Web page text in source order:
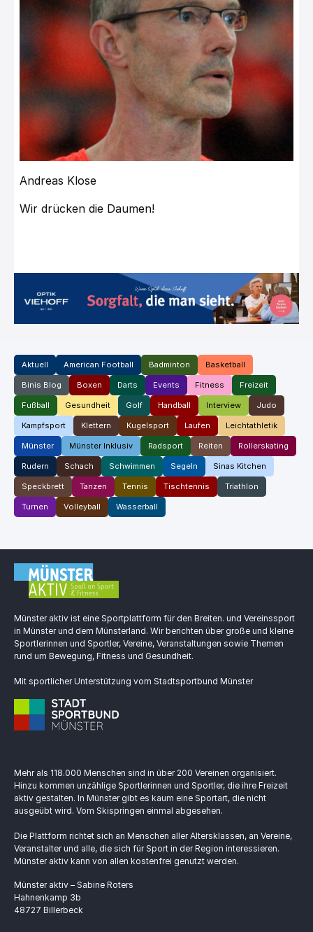
Andreas Klose
Wir drücken die Daumen!
Aktuell American Football Badminton Basketball
Binis Blog Boxen Darts Events Fitness Freizeit
Fußball Gesundheit Golf Handball Interview Judo
Kampfsport Klettern Kugelsport Laufen Leichtathletik
Münster Münster Inklusiv Radsport Reiten Rollerskating
Rudern Schach Schwimmen Segeln Sinas Kitchen
Speckbrett Tanzen Tennis Tischtennis Triathlon
Turnen Volleyball Wasserball
Münster aktiv ist eine Sportplattform für den Breiten. und Vereinssport
in Münster und dem Münsterland. Wir berichten über große und kleine
Sportlerinnen und Sportler, Vereine, Veranstaltungen sowie Themen
rund um Bewegung, Fitness und Gesundheit.
Mit sportlicher Unterstützung vom Stadtsportbund Münster
Mehr als 118.000 Menschen sind in über 200 Vereinen organisiert.
Hinzu kommen unzählige Sportlerinnen und Sportler, die ihre Freizeit
aktiv gestalten. In Münster gibt es kaum eine Sportart, die nicht
ausgeübt wird. Vom Skispringen einmal abgesehen.
Die Plattform richtet sich an Menschen aller Altersklassen, an Vereine,
Veranstalter und alle, die sich für Sport in der Region interessieren.
Münster aktiv kann von allen kostenfrei genutzt werden.
Münster aktiv – Sabine Roters
Hahnenkamp 3b
48727 Billerbeck